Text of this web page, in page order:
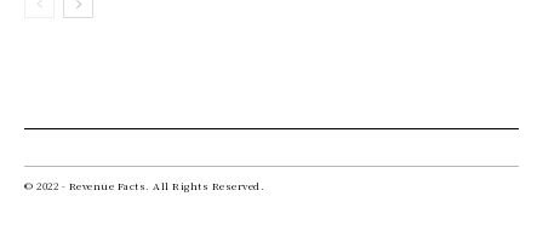
© 2022 - Revenue Facts. All Rights Reserved.